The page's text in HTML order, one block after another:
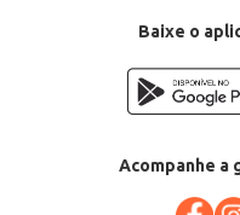
Baixe o
Acompanhe a